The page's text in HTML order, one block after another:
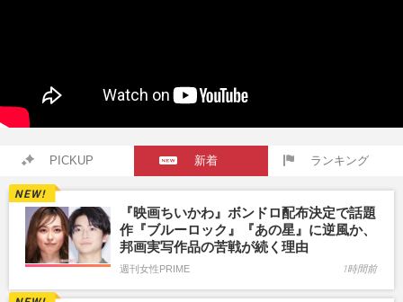
PICKUP 新着 ランキング
『映画ちいかわ』ボンドロ配布決定で話題
作『ブルーロック』『あの星』に逆風か、
邦画実写作品の苦戦が続く理由
週刊女性PRIME 1時間前